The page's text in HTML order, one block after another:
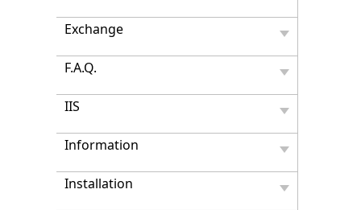
Exchange
F.A.Q.
IIS
Information
Installation